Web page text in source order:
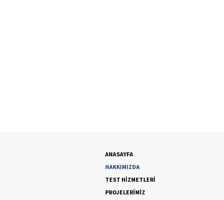
ANASAYFA
HAKKIMIZDA
TEST HİZMETLERİ
PROJELERİMİZ